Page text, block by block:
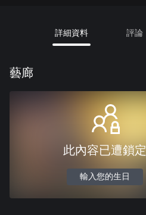
詳細資料 評論
藝廊
此內容已遭鎖定
輸入您的生日